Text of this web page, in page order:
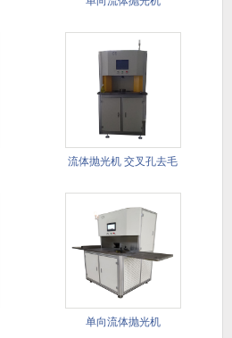
流体抛光机 交叉孔去毛
单向流体抛光机